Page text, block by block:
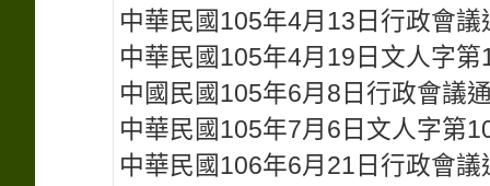
中華民國105年4月13日行政會議
中華民國105年4月19日文人字
中國民國105年6月8日行政會議
中華民國105年7月6日文人字第
中華民國106年6月21日行政會議